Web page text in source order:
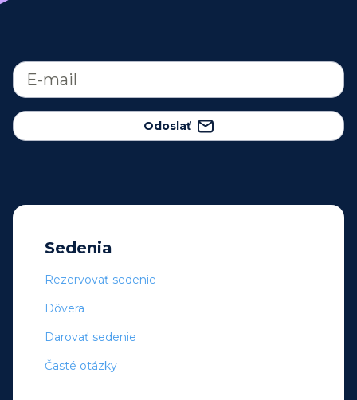
Odoslať
Sedenia
Rezervovať sedenie
Dôvera
Darovať sedenie
Časté otázky